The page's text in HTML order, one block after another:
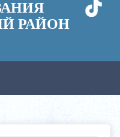
РАЙОН